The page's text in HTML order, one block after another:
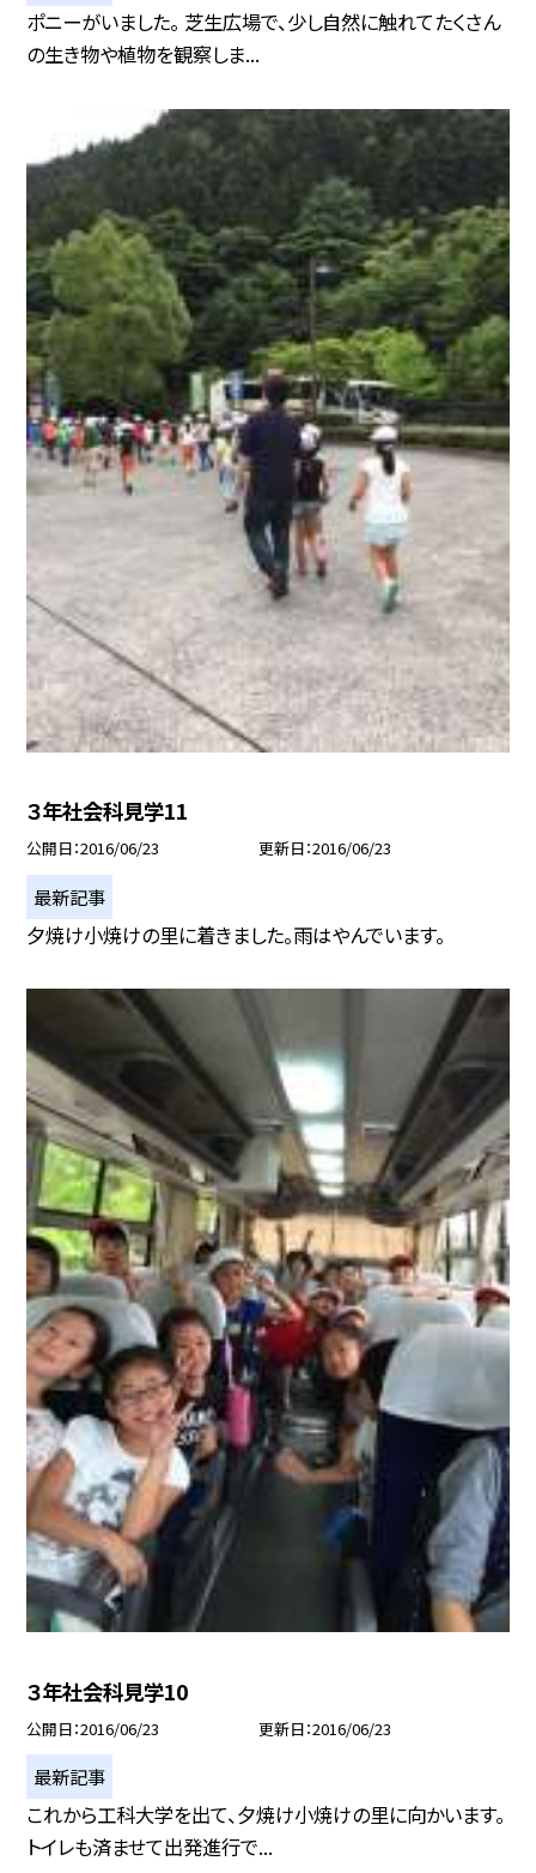
ポニーがいました。 芝生広場で、少し自然に触れてたくさん
の生き物や植物を観察しま...
３年社会科見学11
公開日 2016/06/23 更新日 2016/06/23
最新記事
夕焼け小焼けの里に着きました。雨はやんでいます。
３年社会科見学10
公開日 2016/06/23 更新日 2016/06/23
最新記事
これから工科大学を出て、夕焼け小焼けの里に向かいます。
トイレも済ませて出発進行で...